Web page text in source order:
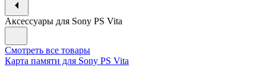
Аксессуары для Sony PS Vita
Смотреть все товары
Карта памяти для Sony PS Vita